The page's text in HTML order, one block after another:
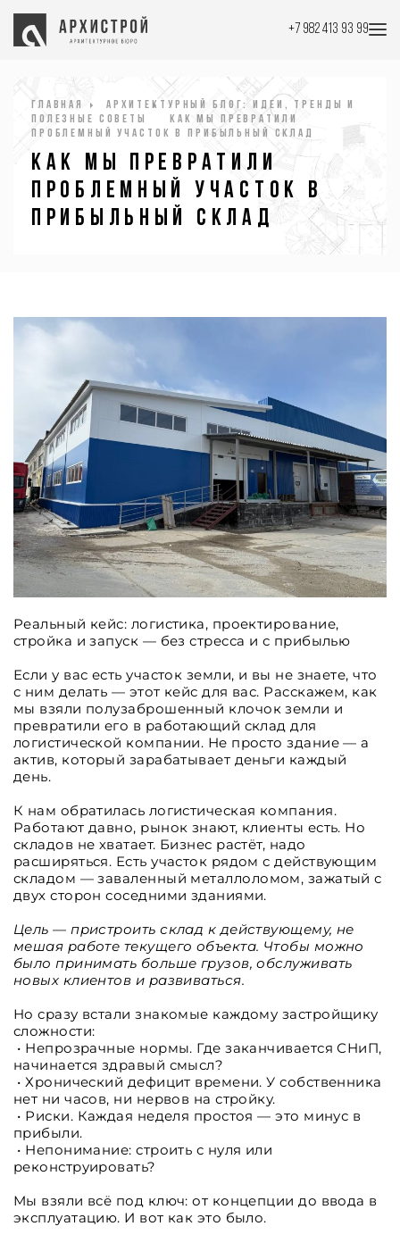
+7 982 413 93 99
Главная
Архитектурный блог: идеи, тренды и
полезные советы
Как мы превратили
проблемный участок в прибыльный склад
Как мы превратили
проблемный участок в
прибыльный склад
Реальный кейс: логистика, проектирование,
стройка и запуск — без стресса и с прибылью
Если у вас есть участок земли, и вы не знаете, что
с ним делать — этот кейс для вас. Расскажем, как
мы взяли полузаброшенный клочок земли и
превратили его в работающий склад для
логистической компании. Не просто здание — а
актив, который зарабатывает деньги каждый
день.
К нам обратилась логистическая компания.
Работают давно, рынок знают, клиенты есть. Но
складов не хватает. Бизнес растёт, надо
расширяться. Есть участок рядом с действующим
складом — заваленный металлоломом, зажатый с
двух сторон соседними зданиями.
Цель — пристроить склад к действующему, не
мешая работе текущего объекта. Чтобы можно
было принимать больше грузов, обслуживать
новых клиентов и развиваться.
Но сразу встали знакомые каждому застройщику
сложности:
• Непрозрачные нормы. Где заканчивается СНиП,
начинается здравый смысл?
• Хронический дефицит времени. У собственника
нет ни часов, ни нервов на стройку.
• Риски. Каждая неделя простоя — это минус в
прибыли.
• Непонимание: строить с нуля или
реконструировать?
Мы взяли всё под ключ: от концепции до ввода в
эксплуатацию. И вот как это было.